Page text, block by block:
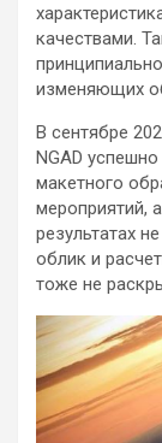
качествами.
изменяющих
В сентябре
NGAD
макетного
мероприятий,
результатах
облик и
тоже не